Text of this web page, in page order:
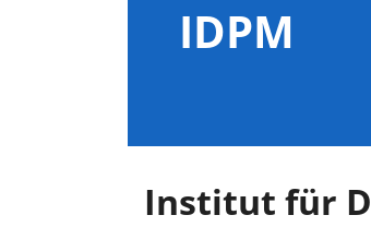
IDPM
Institut für